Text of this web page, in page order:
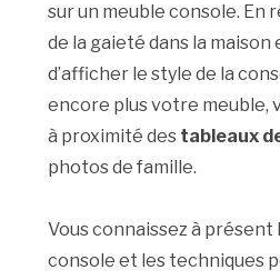
sur un meuble console. En
de la gaieté dans la
d’afficher le style de la
encore plus votre meuble,
à proximité des tableaux
photos de famille.
Vous connaissez à présent
console et les techniques